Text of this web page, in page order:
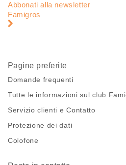
pagina
pagina
Abbonati alla newsletter
Famigros
Pagine preferite
Domande frequenti
Tutte le informazioni sul club
Servizio clienti e Contatto
Protezione dei dati
Colofone